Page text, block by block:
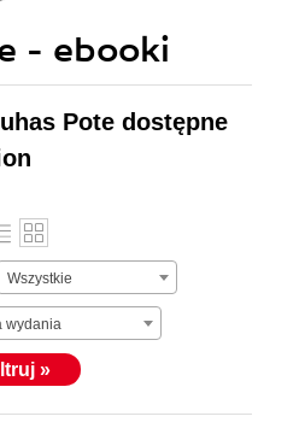
- ebooki
Pote dostępne
Wszystkie
wydania
»